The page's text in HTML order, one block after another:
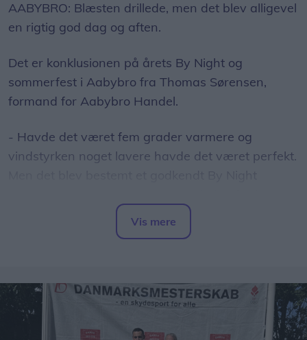
AABYBRO: Blæsten drillede, men det blev alligevel
en rigtig god dag og aften.
Det er konklusionen på årets By Night og
sommerfest i Aabybro fra Thomas Sørensen,
formand for Aabybro Handel.
- Havde det været fem grader varmere og
vindstyrken noget lavere havde det været perfekt.
borgere, siger Thomas Sørensen.
Vis mere